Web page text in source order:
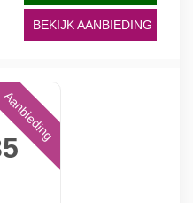
BEKIJK AANBIEDING
Aanbieding